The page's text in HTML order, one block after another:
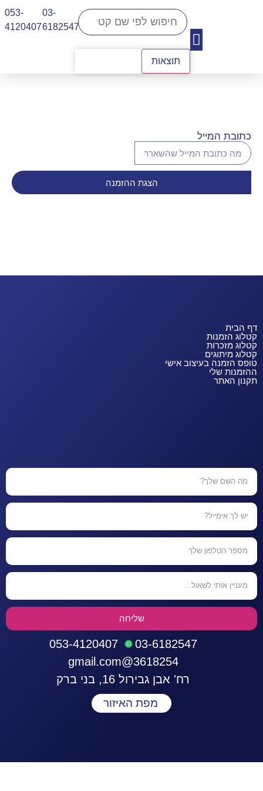
תוצאות
03-
6182547
053-
4120407​
כתובת המייל
הצגת ההזמנה
דף הבית
קטלוג הזמנות
קטלוג מזכרות
קטלוג מיתוגים
טופס הזמנה בעיצוב אישי
ההזמנות שלי
תקנון האתר
שליחה
03-6182547
053-4120407
3618254@gmail.com
רח' אבן גבירול 16, בני ברק
מפת האיזור